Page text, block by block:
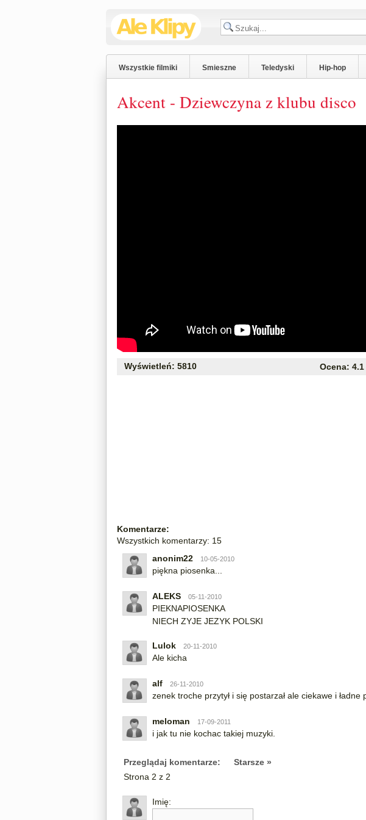
Wszystkie filmiki Smieszne Teledyski Hip-hop
Akcent - Dziewczyna z klubu disco
Wyświetleń: 5810 Ocena: 4.1
Komentarze:
Wszystkich komentarzy: 15
anonim22
10-05-2010
piękna piosenka...
ALEKS 05-11-2010
PIEKNAPIOSENKA
NIECH ZYJE JEZYK POLSKI
Lulok 20-11-2010
Ale kicha
alf 26-11-2010
zenek troche przytył i się postarzał ale ciekawe i ładne
meloman 17-09-2011
i jak tu nie kochac takiej muzyki.
Przeglądaj komentarze:
Starsze »
Strona 2 z 2
Imię: